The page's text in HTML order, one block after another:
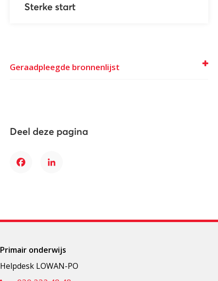
Sterke start
Geraadpleegde bronnenlijst
Deel deze pagina
FacebookLinkedIn
Primair onderwijs
Helpdesk LOWAN-PO